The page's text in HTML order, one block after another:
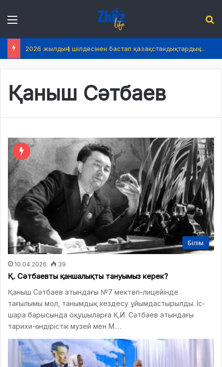
2026 жылдың 1 шілдесінен бастап қазақстандықтардың өмірінде не өзгереді?
Қаныш Сәтбаев
Білім
10.04.2026 39
Қ. Сәтбаевты қаншалықты тануымыз керек?
Қаныш Сәтбаев атындағы №7 мектеп-лицейінде
тағылымы мол, танымдық кездесу ұйымдастырылды. Іс-
шара барысында оқушыларға Қ.И. Сәтбаев атындағы
тарихи-өндірістік музей мен М.…